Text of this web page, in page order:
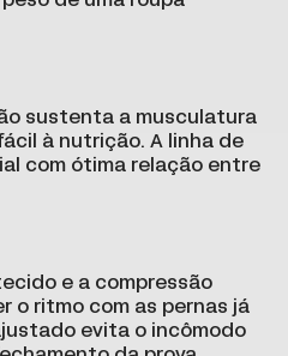
sustenta a musculatura
à nutrição. A linha de
com ótima relação entre
e a compressão
o ritmo com as pernas já
evita o incômodo